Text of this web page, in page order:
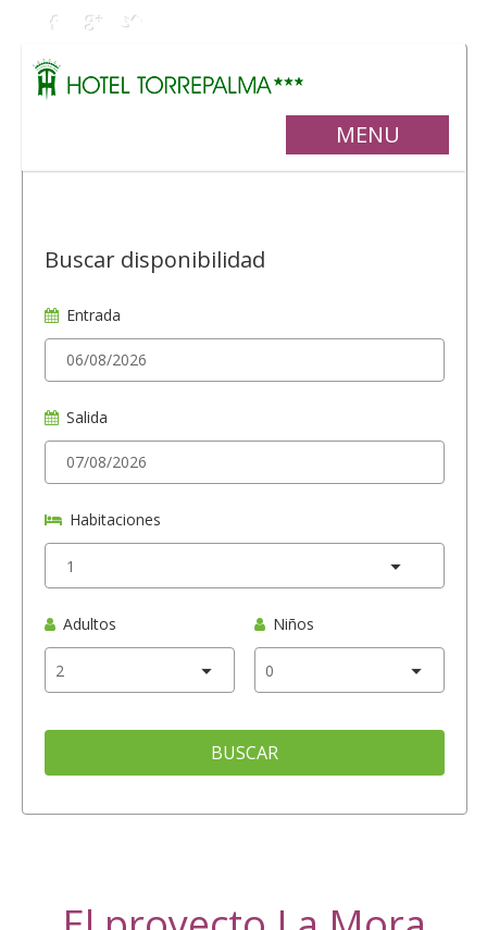
MENU
Buscar disponibilidad
Entrada
Salida
Habitaciones
Adultos Niños
BUSCAR